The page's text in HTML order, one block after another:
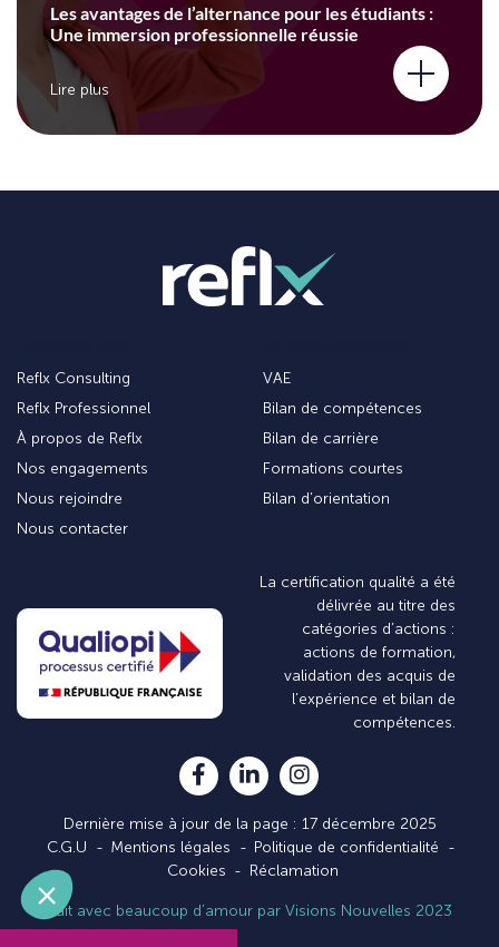
Les avantages de l’alternance pour les étudiants :
Une immersion professionnelle réussie
Lire plus
Reflx Consulting
Reflx Professionnel
À propos de Reflx
Nos engagements
Nous rejoindre
Nous contacter
VAE
Bilan de compétences
Bilan de carrière
Formations courtes
Bilan d’orientation
La certification qualité a été
délivrée au titre des
catégories d’actions :
actions de formation,
validation des acquis de
l’expérience et bilan de
compétences.
Dernière mise à jour de la page : 17 décembre 2025
C.G.U
Mentions légales
Politique de confidentialité
Cookies
Réclamation
Fait avec beaucoup d’amour par Visions Nouvelles 2023